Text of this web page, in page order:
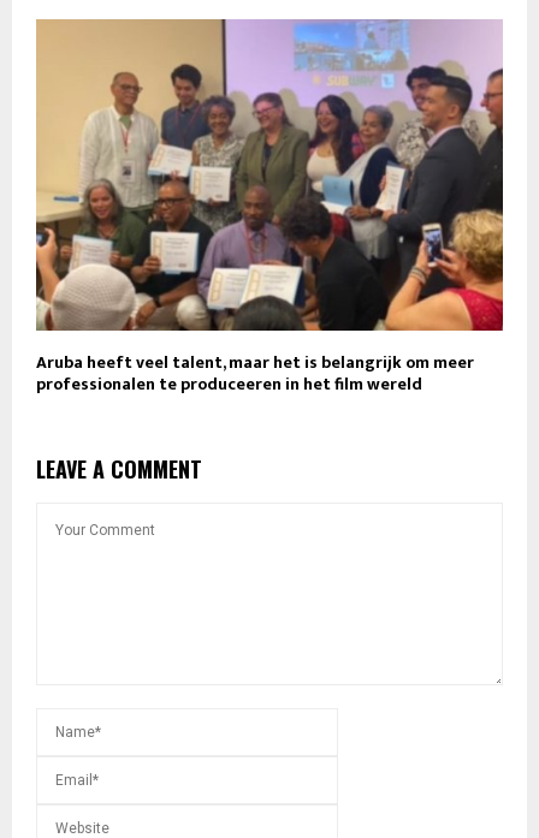
Aruba heeft veel talent, maar het is belangrijk om meer
professionalen te produceeren in het film wereld
LEAVE A COMMENT